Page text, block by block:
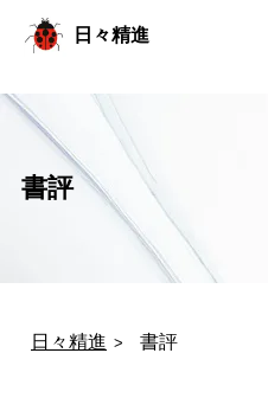
ツ
日々精進
書評
日々精進 書評